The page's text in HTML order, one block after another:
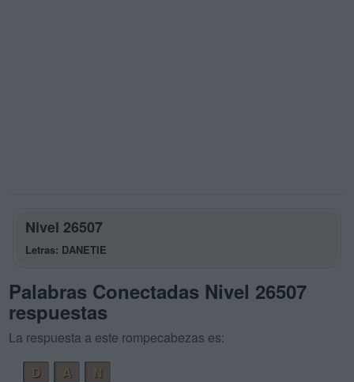
Nivel 26507
Letras: DANETIE
Palabras Conectadas Nivel 26507
respuestas
La respuesta a este rompecabezas es:
D
A
N